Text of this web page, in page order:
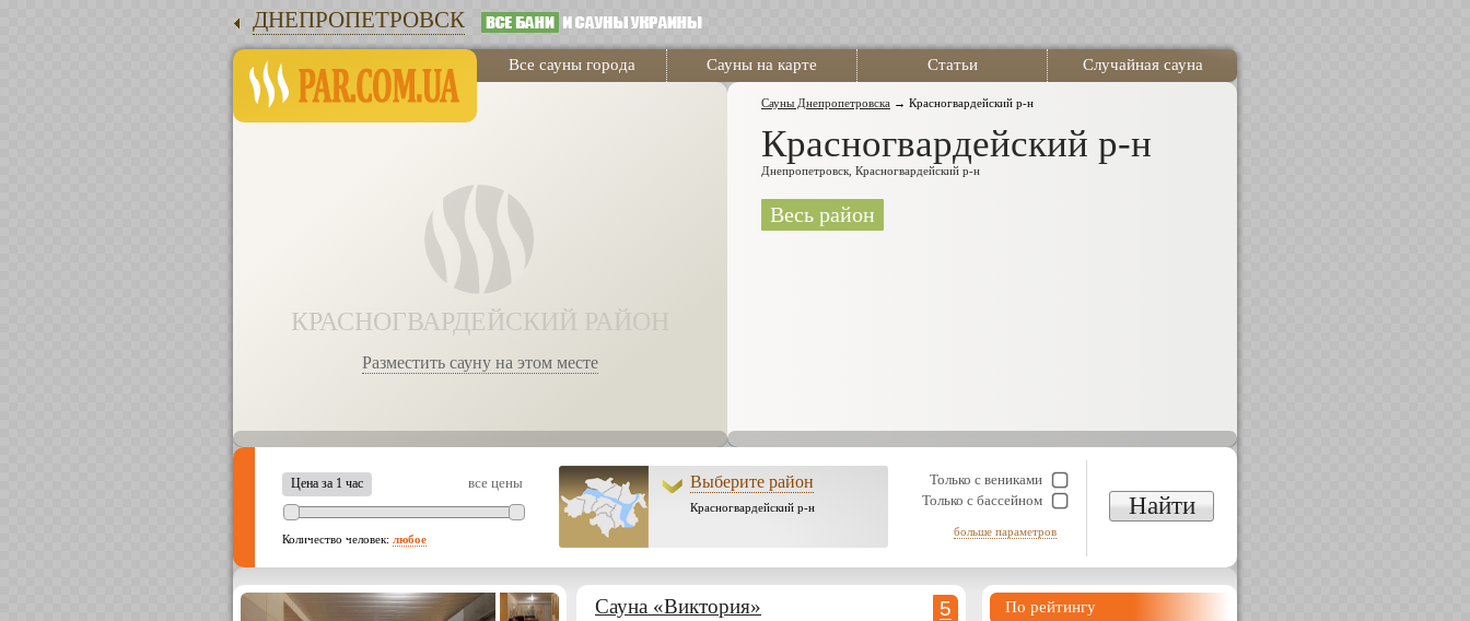
ДНЕПРОПЕТРОВСК
Все сауны города Сауны на карте Статьи Случайная сауна
КРАСНОГВАРДЕЙСКИЙ РАЙОН
Разместить сауну на этом месте
Сауны Днепропетровска → Красногвардейский р-н
Красногвардейский р-н
Днепропетровск, Красногвардейский р-н
Весь район
Цена за 1 час все цены
Количество человек: любое
Выберите район
Красногвардейский р-н
Только с вениками
Только с бассейном
больше параметров
Найти
По рейтингу
5
Сауна «Виктория»